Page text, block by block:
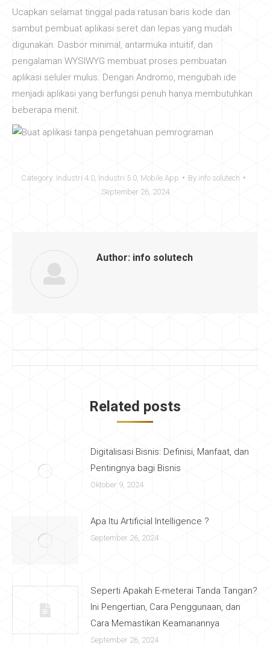
Ucapkan selamat tinggal pada ratusan baris kode dan
sambut pembuat aplikasi seret dan lepas yang mudah
digunakan. Dasbor minimal, antarmuka intuitif, dan
pengalaman WYSIWYG membuat proses pembuatan
aplikasi seluler mulus. Dengan Andromo, mengubah ide
menjadi aplikasi yang berfungsi penuh hanya membutuhkan
beberapa menit.
Category: Industri 4.0 Industri 5.0 Mobile App By info solutech
September 26, 2024
Author: info solutech
Post
Related posts
Digitalisasi Bisnis: Definisi, Manfaat, dan
Pentingnya bagi Bisnis
Oktober 9, 2024
Apa Itu Artificial Intelligence ?
September 26, 2024
Seperti Apakah E-meterai Tanda Tangan?
Ini Pengertian, Cara Penggunaan, dan
Cara Memastikan Keamanannya
September 26, 2024